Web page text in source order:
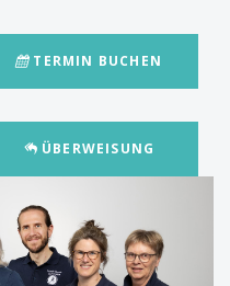
TERMIN BUCHEN
ÜBERWEISUNG